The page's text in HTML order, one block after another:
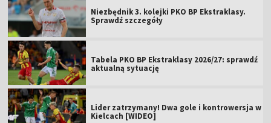
Niezbędnik 3. kolejki PKO BP Ekstraklasy.
Sprawdź szczegóły
Tabela PKO BP Ekstraklasy 2026/27: sprawdź
aktualną sytuację
Lider zatrzymany! Dwa gole i kontrowersja w
Kielcach [WIDEO]